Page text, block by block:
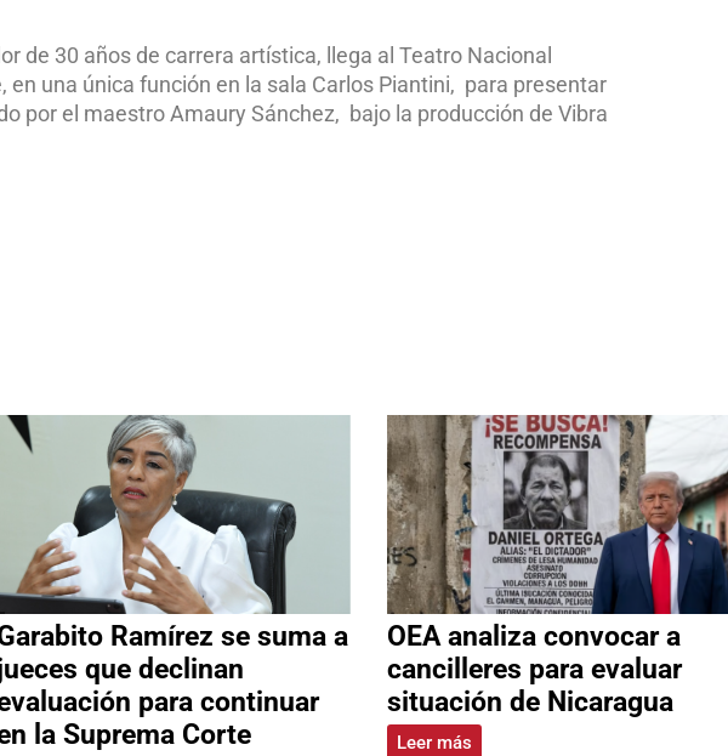
de 30 años de carrera artística, llega al Teatro Nacional
en una única función en la sala Carlos Piantini, para presentar
por el maestro Amaury Sánchez, bajo la producción de Vibra
Ramírez se suma a
que declinan
para continuar
la Suprema Corte
OEA analiza convocar a
cancilleres para evaluar
situación de Nicaragua
Leer más